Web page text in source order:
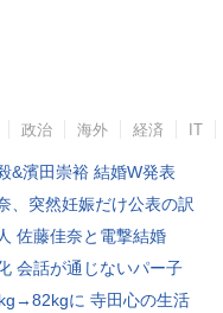
政治 海外 経済 IT
&濱田崇裕 結婚W発表
、突然妊娠だけ公表の訳
佐藤佳奈と電撃結婚
会話が通じないパー子
に 寺田心の生活